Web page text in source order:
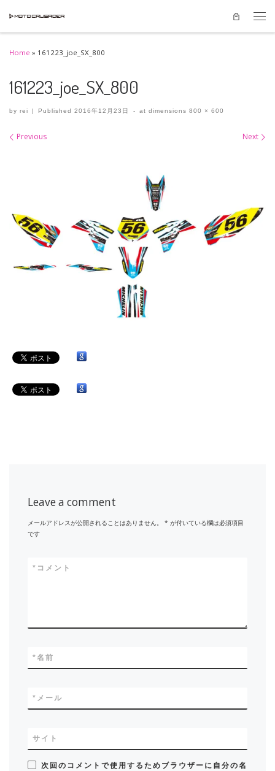
Skip to content
Home » 161223_joe_SX_800
161223_joe_SX_800
by rei | Published2016年12月23日 - at dimensions 800 × 600
Images navigation
Previous Next
Leave a comment
メールアドレスが公開されることはありません。 * が付いている欄は必須項目
です
コメント
*
名前
*
メール
*
サイト
次回のコメントで使用するためブラウザーに自分の名